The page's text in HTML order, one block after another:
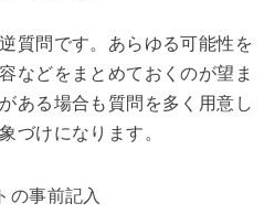
質問です。あらゆる可能性を
などをまとめておくのが望ま
ある場合も質問を多く用意し
づけになります。
の事前記入